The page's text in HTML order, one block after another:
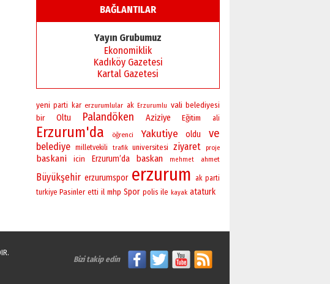
Esat BİNDESEN
Başkan Sekmen’den Erzurum’a
bir vizyon proje daha!
02 Ağustos 2026 Pazar
BAĞLANTILAR
Yayın Grubumuz
Ekonomiklik
Kadıköy Gazetesi
Kartal Gazetesi
yeni parti kar erzurumlular ak Erzurumlu vali belediyesi
bir Oltu Palandöken Aziziye Eğitim ali
Erzurum'da öğrenci Yakutiye oldu ve
belediye milletvekili trafik universitesi ziyaret proje
baskani icin Erzurum’da baskan mehmet ahmet
Büyükşehir erzurumspor erzurum
ak parti
turkiye Pasinler etti il mhp Spor polis ile kayak ataturk
Bizi takip edin